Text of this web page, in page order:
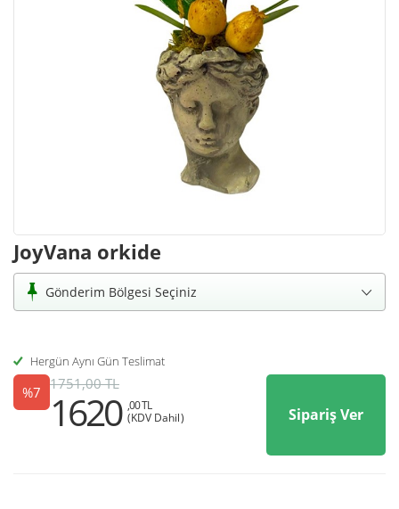
JoyVana orkide
Gönderim Bölgesi Seçiniz
Hergün Aynı Gün Teslimat
%7 1751,00 TL
1620 ,00 TL
(KDV Dahil)
Sipariş Ver